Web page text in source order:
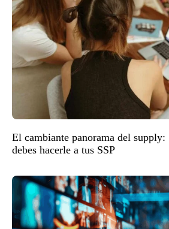
El cambiante panorama del supply:
debes hacerle a tus SSP